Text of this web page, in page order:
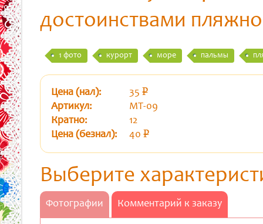
достоинствами
1 фото курорт море пальмы
Цена (нал): 35 p
Артикул:
МТ-09
Кратно:
12
Цена (безнал):
40 p
Выберите
Фотографии Комментарий к заказу